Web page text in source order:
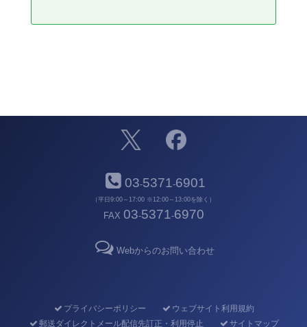
03-5371-6901
（平日9:00～17:00 ※12:00～13:00を除く）
FAX 03-5371-6970
Webからのお問い合わせ
プライバシーポリシー
ウェブサイト利用規約
郵送ダイレクトメール配信先訂正・利用停止
サイトマップ